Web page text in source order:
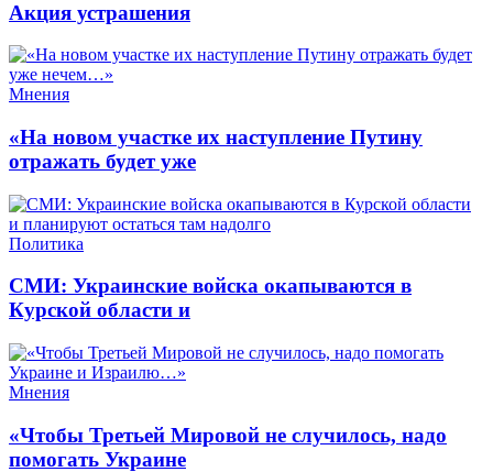
Акция устрашения
Мнения
«На новом участке их наступление Путину
отражать будет уже
Политика
СМИ: Украинские войска окапываются в
Курской области и
Мнения
«Чтобы Третьей Мировой не случилось, надо
помогать Украине